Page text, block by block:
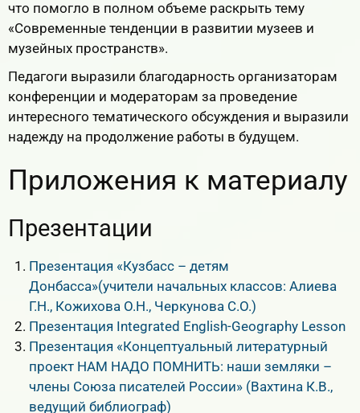
что помогло в полном объеме раскрыть тему
«Современные тенденции в развитии музеев и
музейных пространств».
Педагоги выразили благодарность организаторам
конференции и модераторам за проведение
интересного тематического обсуждения и выразили
надежду на продолжение работы в будущем.
Приложения к материалу
Презентации
Презентация «Кузбасс – детям
Донбасса»(учители начальных классов: Алиева
Г.Н., Кожихова О.Н., Черкунова С.О.)
Презентация Integrated English-Geography Lesson
Презентация «Концептуальный литературный
проект НАМ НАДО ПОМНИТЬ: наши земляки –
члены Союза писателей России» (Вахтина К.В.,
ведущий библиограф)